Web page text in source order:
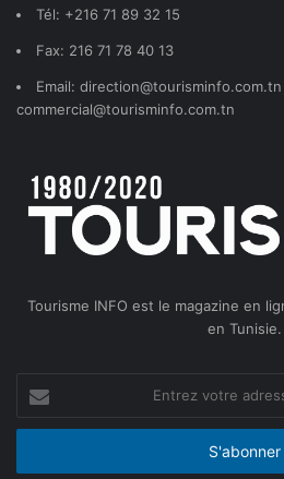
Tél: +216 71 89 32 15
Fax: 216 71 78 40 13
Email: direction@tourisminfo.com.tn
commercial@tourisminfo.com.tn
Tourisme INFO est le magazine en
en Tunisie.
votre
adresse